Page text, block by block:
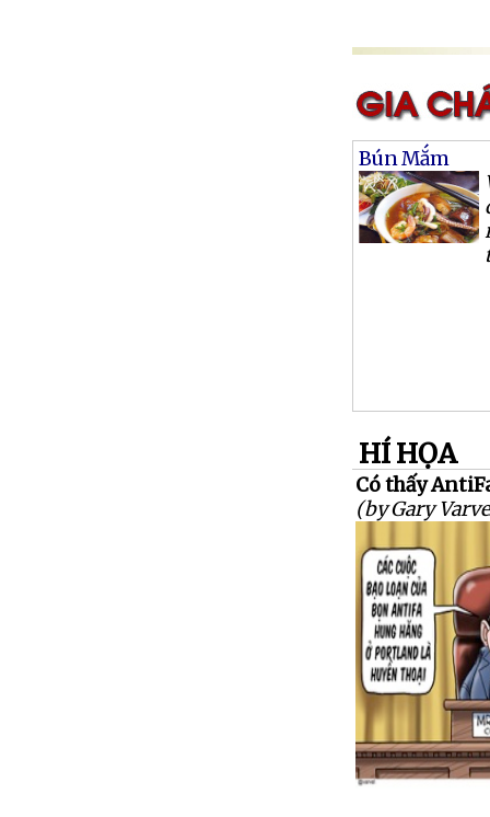
Bún Mắm
HÍ HỌA
Có thấy
(by Gary